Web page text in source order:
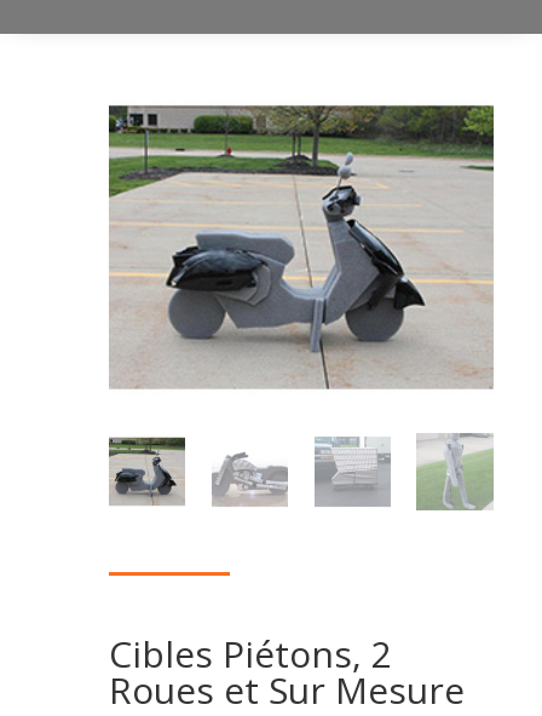
Cibles Piétons, 2
Roues et Sur Mesure